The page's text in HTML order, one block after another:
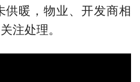
暖，物业、开发商相
注处理。